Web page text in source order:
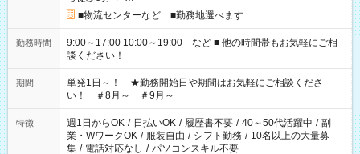
■物流センターなど ■勤務地選べます
勤務時間
9:00～17:00 10:00～19:00 など ■ 他の時間帯もお気軽にご相
談ください！
期間
単発1日～！ ★勤務開始日や期間はお気軽にご相談くださ
い！ ＃8月～ ＃9月～
特徴 週1日からOK / 日払いOK / 履歴書不要 / 40～50代活躍中 / 副
業・WワークOK / 服装自由 / シフト勤務 / 10名以上の大量募
集 / 電話対応なし / パソコンスキル不要